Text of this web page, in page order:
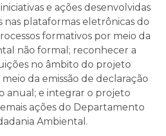
e ações desenvolvidas
nas plataformas eletrônicas do
formativos por meio da
não formal; reconhecer a
no âmbito do projeto
meio da emissão de declaração
anual; e integrar o projeto
ações do Departamento
Ambiental.